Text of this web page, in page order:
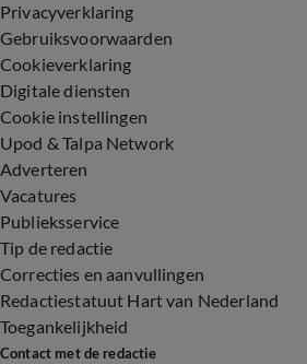
Privacyverklaring
Gebruiksvoorwaarden
Cookieverklaring
Digitale diensten
Cookie instellingen
Upod & Talpa Network
Adverteren
Vacatures
Publieksservice
Tip de redactie
Correcties en aanvullingen
Redactiestatuut Hart van Nederland
Toegankelijkheid
Contact met de redactie